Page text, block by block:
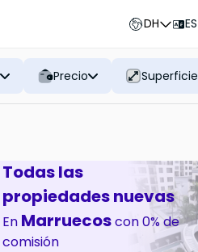
DH ES
Precio Superficie
Todas las
propiedades nuevas
En Marruecoscon 0% de
comisión